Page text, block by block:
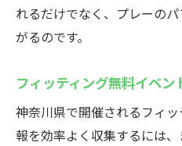
れるだけでなく、プレーの
がるのです。
フィッティング無料イベ
神奈川県で開催されるフィ
報を効率よく収集するには